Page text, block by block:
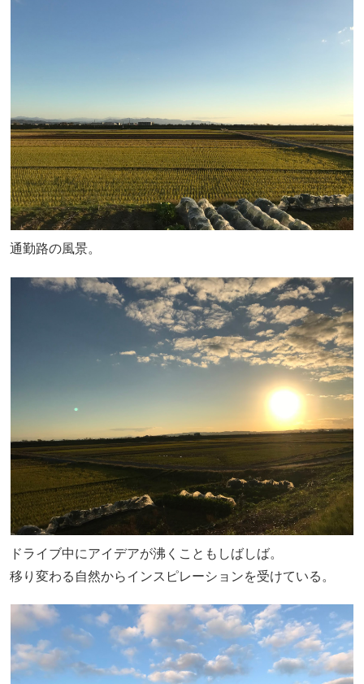
通勤路の風景。
ドライブ中にアイデアが沸くこともしばしば。
移り変わる自然からインスピレーションを受けている。